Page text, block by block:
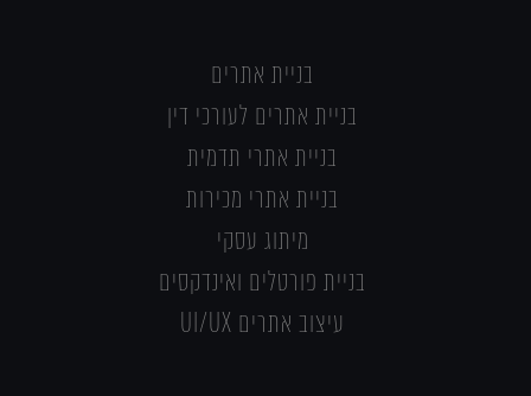
בניית אתרים
בניית אתרים לעורכי דין
בניית אתרי תדמית
בניית אתרי מכירות
מיתוג עסקי
בניית פורטלים ואינדקסים
עיצוב אתרים UI/UX